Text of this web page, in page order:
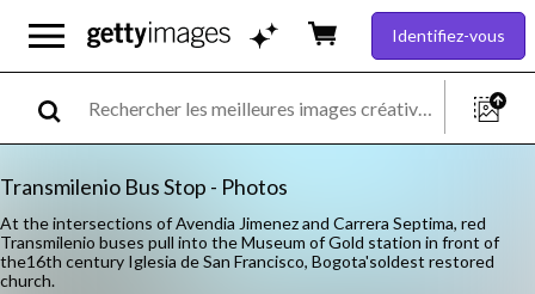
Identifiez-vous
Transmilenio Bus Stop - Photos
At the intersections of Avendia Jimenez and Carrera Septima, red
Transmilenio buses pull into the Museum of Gold station in front of
the16th century Iglesia de San Francisco, Bogota'soldest restored
church.